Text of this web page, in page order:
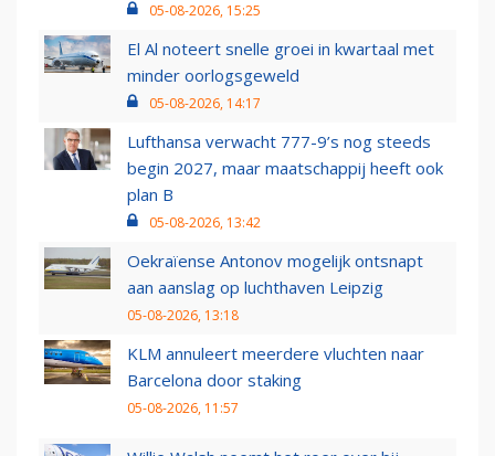
05-08-2026, 15:25
El Al noteert snelle groei in kwartaal met
minder oorlogsgeweld
05-08-2026, 14:17
Lufthansa verwacht 777-9’s nog steeds
begin 2027, maar maatschappij heeft ook
plan B
05-08-2026, 13:42
Oekraïense Antonov mogelijk ontsnapt
aan aanslag op luchthaven Leipzig
05-08-2026, 13:18
KLM annuleert meerdere vluchten naar
Barcelona door staking
05-08-2026, 11:57